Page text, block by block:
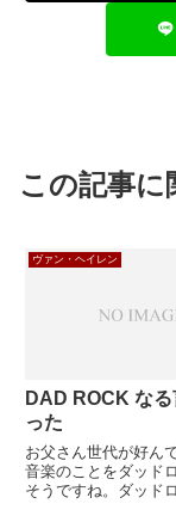
この記事に
ヴァン・ヘイレン
DAD ROCK な
った
お父さん世代が好ん
音楽のことをダッド
そうですね。ダッド